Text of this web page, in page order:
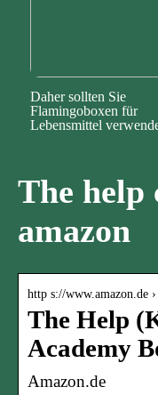
Daher sollten Sie
Flamingoboxen für
Lebensmittel
The help
amazon
http s://www.amazon.de
The Help
Academy
Amazon.de